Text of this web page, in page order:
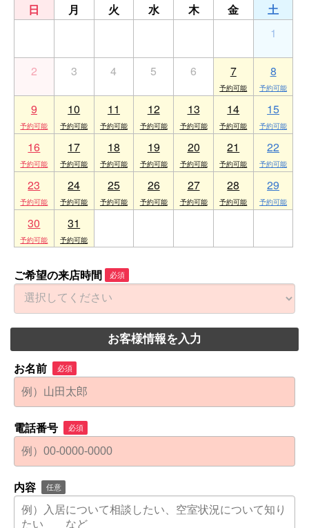
日 月 火 水 木 金
土
1
2 3 4 5 6 7 8
9 10 11 12 13 14 15
16 17 18 19 20 21 22
23 24 25 26 27 28 29
30 31
ご希望の来店時間 必須
お客様情報を入力
お名前 必須
電話番号 必須
内容 任意